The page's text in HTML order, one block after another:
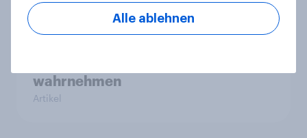
Zeitenwende 2.0 – Wie
wahrnehmen
Artikel
Alle ablehnen